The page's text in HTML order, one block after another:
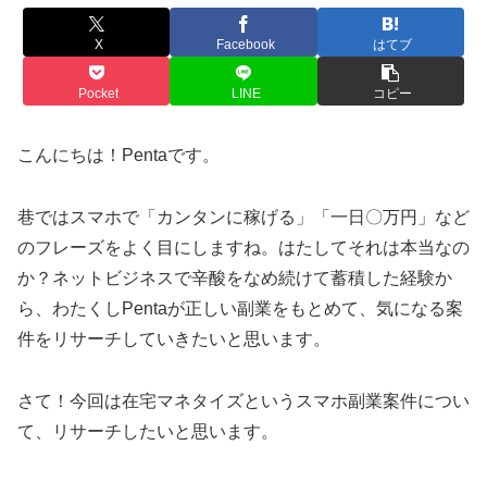
X Facebook はてブ
Pocket LINE コピー
こんにちは！Pentaです。
巷ではスマホで「カンタンに稼げる」「一日〇万円」など
のフレーズをよく目にしますね。はたしてそれは本当なの
か？ネットビジネスで辛酸をなめ続けて蓄積した経験か
ら、わたくしPentaが正しい副業をもとめて、気になる案
件をリサーチしていきたいと思います。
さて！今回は在宅マネタイズというスマホ副業案件につい
て、リサーチしたいと思います。